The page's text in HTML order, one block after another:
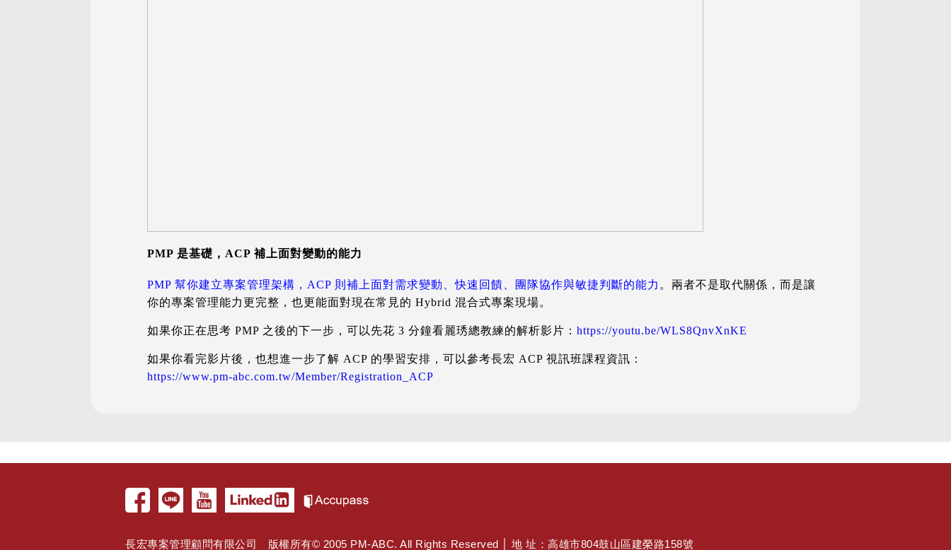
PMP 是基礎，ACP 補上面對變動的能力
PMP 幫你建立專案管理架構，ACP 則補上面對需求變動、快速回饋、團隊協作與敏捷判斷的能力 。兩者不是取代關係，而是讓
你的專案管理能力更完整，也更能面對現在常見的 Hybrid 混合式專案現場。
如果你正在思考 PMP 之後的下一步，可以先花 3 分鐘看麗琇總教練的解析影片：https://youtu.be/WLS8QnvXnKE
如果你看完影片後，也想進一步了解 ACP 的學習安排，可以參考長宏 ACP 視訊班課程資訊：
https://www.pm-abc.com.tw/Member/Registration_ACP
長宏專案管理顧問有限公司 版權所有© 2005 PM-ABC. All Rights Reserved │ 地 址：高雄市804鼓山區建榮路158號